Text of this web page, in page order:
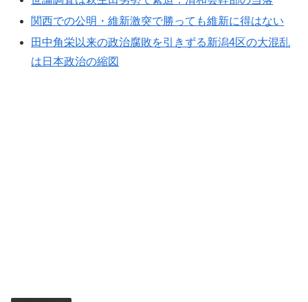
関西での公明・維新激突で勝っても維新に得はない
田中角栄以来の政治腐敗を引きずる新潟4区の大混乱
は日本政治の縮図